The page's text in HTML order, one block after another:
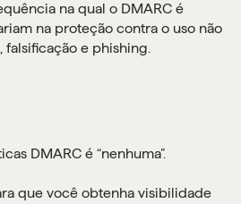
na qual o DMARC é
na proteção contra o uso não
e phishing.
DMARC é “nenhuma”.
que você obtenha visibilidade